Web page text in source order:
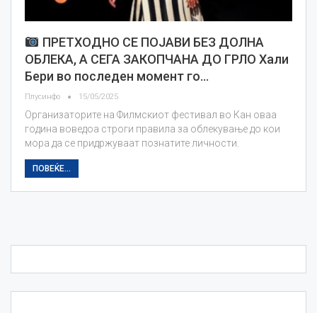
ПРЕТХОДНО СЕ ПОЈАВИ БЕЗ ДОЛНА
ОБЛЕКА, А СЕГА ЗАКОПЧАНА ДО ГРЛО Хали
Бери во последен момент го…
Плусинфо 15/05/2025
Организаторите на Филмскиот фестивал во Кан оваа
година воведоа строги правила за облекување до кои
мора да се придржуваат познатите личности.
ПОВЕЌЕ...